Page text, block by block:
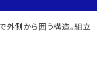
外側から囲う構造。組立